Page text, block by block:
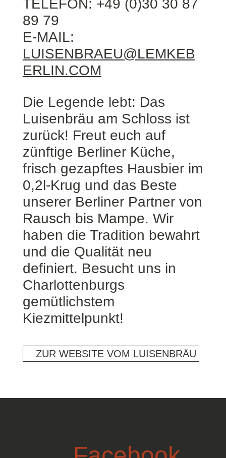
TELEFON: +49 (0)30 30 87
89 79
E-MAIL:
LUISENBRAEU@LEMKEB
ERLIN.COM
Die Legende lebt: Das
Luisenbräu am Schloss ist
zurück! Freut euch auf
zünftige Berliner Küche,
frisch gezapftes Hausbier im
0,2l-Krug und das Beste
unserer Berliner Partner von
Rausch bis Mampe. Wir
haben die Tradition bewahrt
und die Qualität neu
definiert. Besucht uns in
Charlottenburgs
gemütlichstem
Kiezmittelpunkt!
ZUR WEBSITE VOM LUISENBRÄU